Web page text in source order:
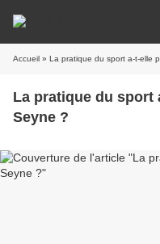
Accueil » La pratique du sport a-t-elle
La pratique du sport
Seyne ?